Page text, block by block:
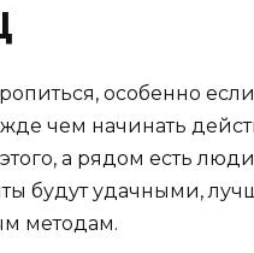
особенно
чем начинать
а рядом есть
будут удачными,
методам.